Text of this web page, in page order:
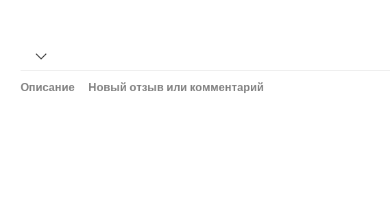
Описание Новый отзыв или комментарий